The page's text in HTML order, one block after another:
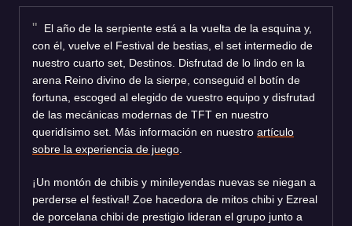
El año de la serpiente está a la vuelta de la esquina y,
con él, vuelve el Festival de bestias, el set intermedio de
nuestro cuarto set, Destinos. Disfrutad de lo lindo en la
arena Reino divino de la sierpe, conseguid el botín de
fortuna, escoged al elegido de vuestro equipo y disfrutad
de las mecánicas modernas de TFT en nuestro
queridísimo set. Más información en nuestro artículo
sobre la experiencia de juego
¡Un montón de chibis y minileyendas nuevas se niegan a
perderse el festival! Zoe hacedora de mitos chibi y Ezreal
de porcelana chibi de prestigio lideran el grupo junto a